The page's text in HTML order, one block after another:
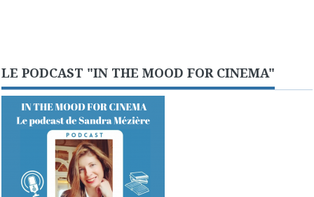
LE PODCAST "IN THE MOOD FOR CINEMA"